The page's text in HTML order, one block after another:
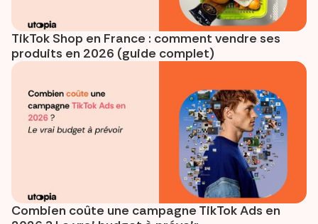
TikTok Shop en France : comment vendre ses
produits en 2026 (guide complet)
Combien coûte une campagne TikTok Ads en